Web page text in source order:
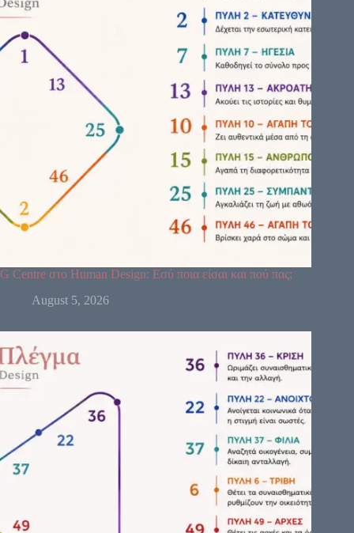
G Centre στο Human Design: Εσύ ποια είσαι και πού πας;
August 5, 2026